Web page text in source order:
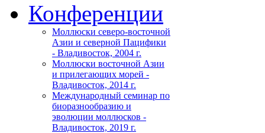
Конференции
Моллюски северо-восточной
Азии и северной Пацифики
- Владивосток, 2004 г.
Моллюски восточной Азии
и прилегающих морей -
Владивосток, 2014 г.
Международный семинар по
биоразнообразию и
эволюции моллюсков -
Владивосток, 2019 г.